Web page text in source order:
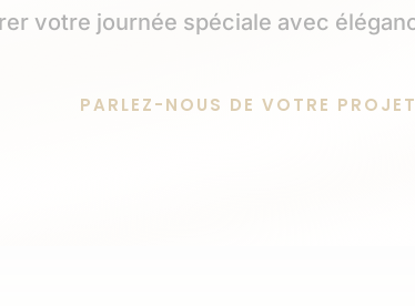
votre journée spéciale avec
PARLEZ-NOUS DE VOTRE PROJET